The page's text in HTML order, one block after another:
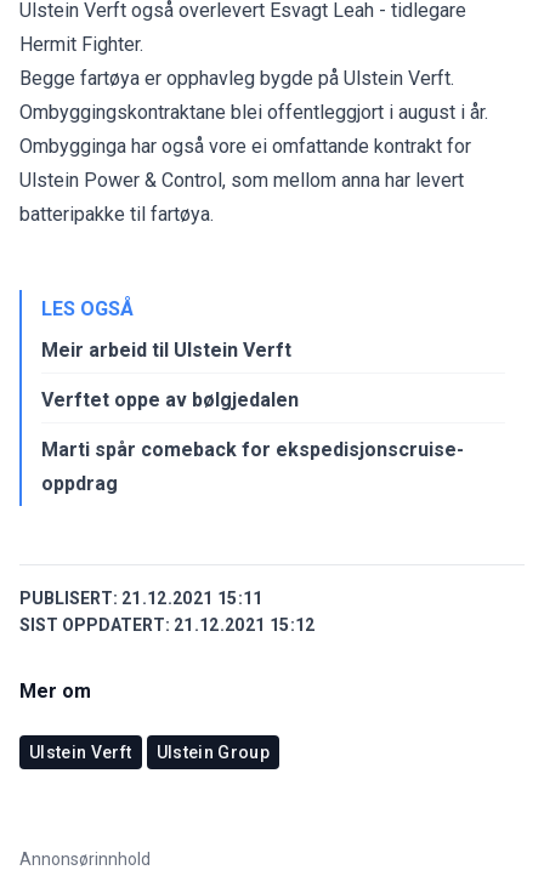
Ulstein Verft også overlevert Esvagt Leah - tidlegare
Hermit Fighter.
Begge fartøya er opphavleg bygde på Ulstein Verft.
Ombyggingskontraktane blei offentleggjort i august i år.
Ombygginga har også vore ei omfattande kontrakt for
Ulstein Power & Control, som mellom anna har levert
batteripakke til fartøya.
LES OGSÅ
Meir arbeid til Ulstein Verft
Verftet oppe av bølgjedalen
Marti spår comeback for ekspedisjonscruise-
oppdrag
PUBLISERT: 21.12.2021 15:11
SIST OPPDATERT: 21.12.2021 15:12
Mer om
Ulstein Verft Ulstein Group
Annonsørinnhold